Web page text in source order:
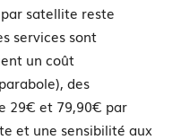
satellite reste
services sont
un coût
des
29€ et 79,90€ par
et une sensibilité aux